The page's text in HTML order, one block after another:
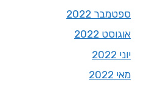
ספטמבר 2022
אוגוסט 2022
יוני 2022
מאי 2022